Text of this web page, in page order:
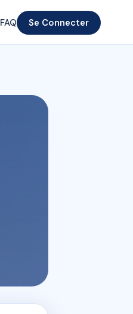
FAQ Se Connecter